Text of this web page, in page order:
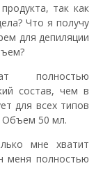
так как
Что я получу
для депиляции
полностью
состав, чем в
для всех типов
Объем 50 мл.
мне хватит
меня полностью